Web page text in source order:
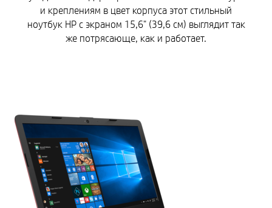
и креплениям в цвет корпуса этот стильный
ноутбук HP с экраном 15,6" (39,6 см) выглядит так
же потрясающе, как и работает.